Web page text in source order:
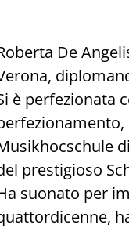
De
è perfezionata
prestigioso
suonato per